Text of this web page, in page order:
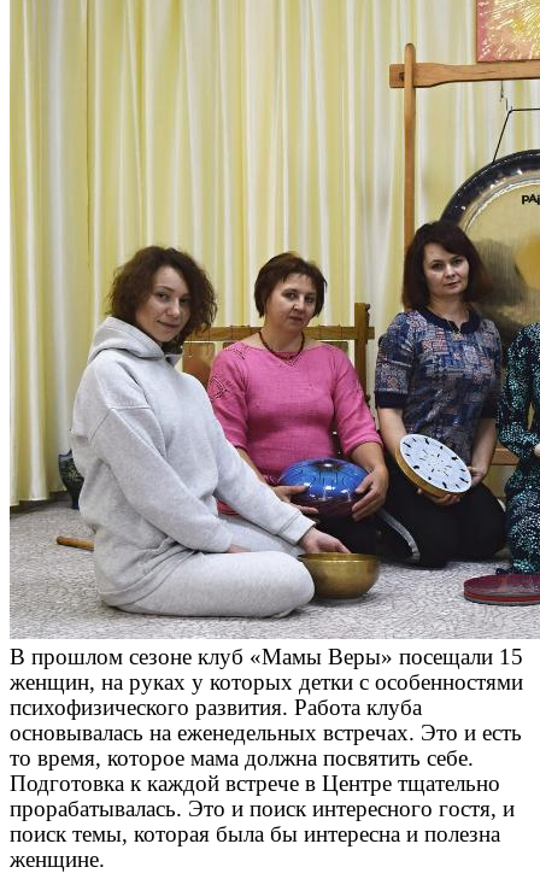
В прошлом сезоне клуб «Мамы Веры» посещали 15
женщин, на руках у которых детки с особенностями
психофизического развития. Работа клуба
основывалась на еженедельных встречах. Это и есть
то время, которое мама должна посвятить себе.
Подготовка к каждой встрече в Центре тщательно
прорабатывалась. Это и поиск интересного гостя, и
поиск темы, которая была бы интересна и полезна
женщине.